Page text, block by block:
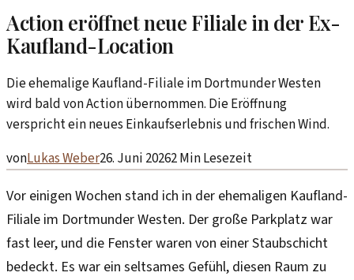
Action eröffnet neue Filiale in der Ex-
Kaufland-Location
Die ehemalige Kaufland-Filiale im Dortmunder Westen
wird bald von Action übernommen. Die Eröffnung
verspricht ein neues Einkaufserlebnis und frischen Wind.
vonLukas Weber26. Juni 20262Min Lesezeit
Vor einigen Wochen stand ich in der ehemaligen Kaufland-
Filiale im Dortmunder Westen. Der große Parkplatz war
fast leer, und die Fenster waren von einer Staubschicht
bedeckt. Es war ein seltsames Gefühl, diesen Raum zu